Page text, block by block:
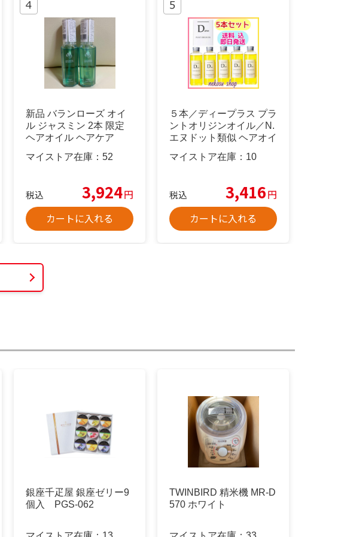
新品 バランローズ オイ
ル ジャスミン 2本 限定
ヘアオイル ヘアケア
マイストア在庫： 52
税込 3,924円
カートに入れる
５本／ディープラス プラ
ントオリジンオイル／N.
エヌドット類似 ヘアオイ
マイストア在庫： 10
税込 3,416円
カートに入れる
銀座千疋屋 銀座ゼリー9
個入 PGS-062
TWINBIRD 精米機 MR-D
570 ホワイト